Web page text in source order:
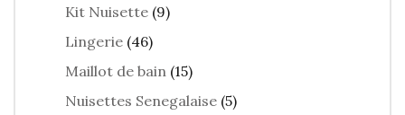
Kit Nuisette (9)
Lingerie (46)
Maillot de bain (15)
Nuisettes Senegalaise (5)